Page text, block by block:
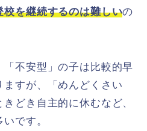
を継続するのは難しいの
不安型」の子は比較的早
すが、「めんどくさい
どき自主的に休むなど、
です。